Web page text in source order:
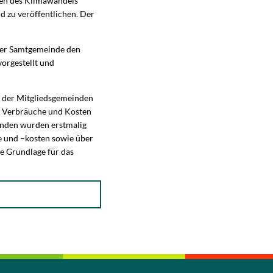
zu veröffentlichen. Der
Samtgemeinde den
und
Mitgliedsgemeinden
und Kosten
wurden erstmalig
–kosten sowie über
Grundlage für das